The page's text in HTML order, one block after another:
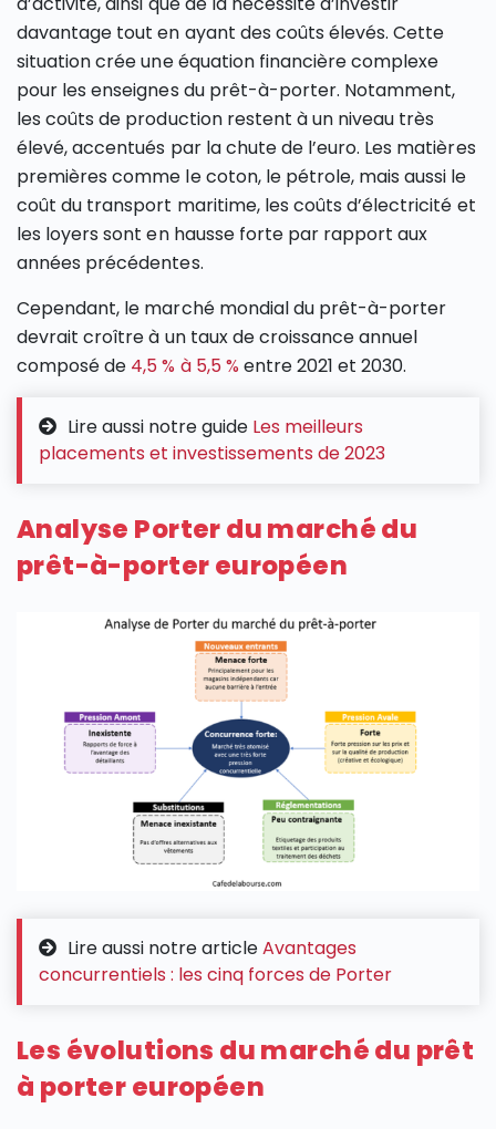
davantage tout en ayant des coûts élevés. Cette
situation crée une équation financière complexe
pour les enseignes du prêt-à-porter. Notamment,
les coûts de production restent à un niveau très
élevé, accentués par la chute de l’euro. Les matières
premières comme le coton, le pétrole, mais aussi le
coût du transport maritime, les coûts d’électricité et
les loyers sont en hausse forte par rapport aux
années précédentes.
Cependant, le marché mondial du prêt-à-porter
devrait croître à un taux de croissance annuel
composé de 4,5 % à 5,5 % entre 2021 et 2030.
Lire aussi notre guide Les meilleurs
placements et investissements de 2023
Analyse Porter du marché du
prêt-à-porter européen
Lire aussi notre articleAvantages
concurrentiels : les cinq forces de Porter
Les évolutions du marché du prêt
à porter européen